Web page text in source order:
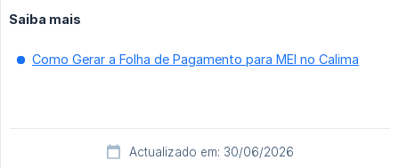
Saiba mais
Como Gerar a Folha de Pagamento para MEI no Calima
Actualizado em: 30/06/2026